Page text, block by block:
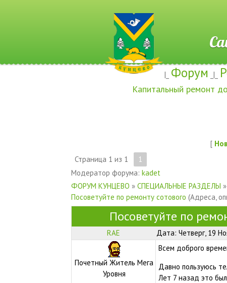
Сайт
|_ Форум _|_
Капитальный ремонт
[
Страница 1 из 1
1
Модератор форума: kadet
ФОРУМ КУНЦЕВО » СПЕЦИАЛЬНЫЕ РАЗДЕЛЫ »
Посоветуйте по ремонту сотового (Адреса,
Посоветуйте по
RAE Дата: Четверг, 19
Почетный Житель Мега
Уровня
Всем доброго
Давно пользуюсь
Лет 7 назад это